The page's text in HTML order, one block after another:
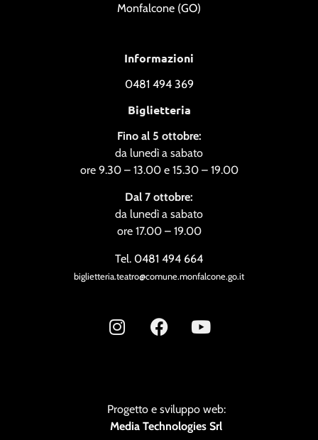
Monfalcone (GO)
Informazioni
0481 494 369
Biglietteria
Fino al 5 ottobre:
da lunedì a sabato
ore 9.30 – 13.00 e 15.30 – 19.00
Dal 7 ottobre:
da lunedì a sabato
ore 17.00 – 19.00
Tel. 0481 494 664
biglietteria.teatro@comune.monfalcone.go.it
Progetto e sviluppo web:
Media Technologies Srl